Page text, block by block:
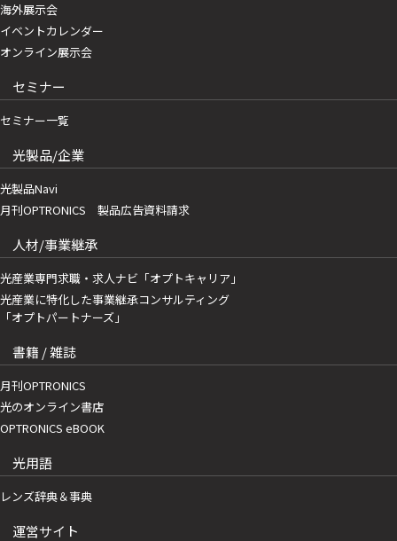
海外展示会
イベントカレンダー
オンライン展示会
セミナー
セミナー一覧
光製品/企業
光製品Navi
月刊OPTRONICS 製品広告資料請求
人材/事業継承
光産業専門求職・求人ナビ「オプトキャリア」
光産業に特化した事業継承コンサルティング
「オプトパートナーズ」
書籍 / 雑誌
月刊OPTRONICS
光のオンライン書店
OPTRONICS eBOOK
光用語
レンズ辞典＆事典
運営サイト